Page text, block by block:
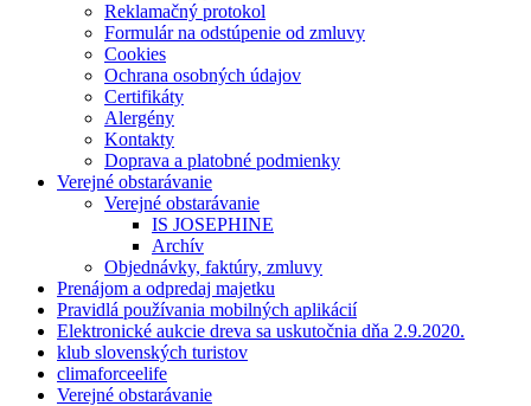
Reklamačný protokol
Formulár na odstúpenie od zmluvy
Cookies
Ochrana osobných údajov
Certifikáty
Alergény
Kontakty
Doprava a platobné podmienky
Verejné obstarávanie
Verejné obstarávanie
IS JOSEPHINE
Archív
Objednávky, faktúry, zmluvy
Prenájom a odpredaj majetku
Pravidlá používania mobilných aplikácií
Elektronické aukcie dreva sa uskutočnia dňa 2.9.2020.
klub slovenských turistov
climaforceelife
Verejné obstarávanie